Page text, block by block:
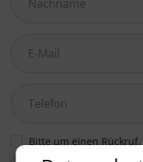
Bitte um einen Rückruf.